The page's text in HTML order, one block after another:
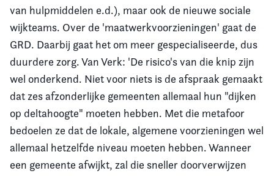
van hulpmiddelen e.d.), maar ook de nieuwe sociale
wijkteams. Over de 'maatwerkvoorzieningen' gaat de
GRD. Daarbij gaat het om meer gespecialiseerde, dus
duurdere zorg. Van Verk: 'De risico's van die knip zijn
wel onderkend. Niet voor niets is de afspraak gemaakt
dat zes afzonderlijke gemeenten allemaal hun "dijken
op deltahoogte" moeten hebben. Met die metafoor
bedoelen ze dat de lokale, algemene voorzieningen wel
allemaal hetzelfde niveau moeten hebben. Wanneer
een gemeente afwijkt, zal die sneller doorverwijzen